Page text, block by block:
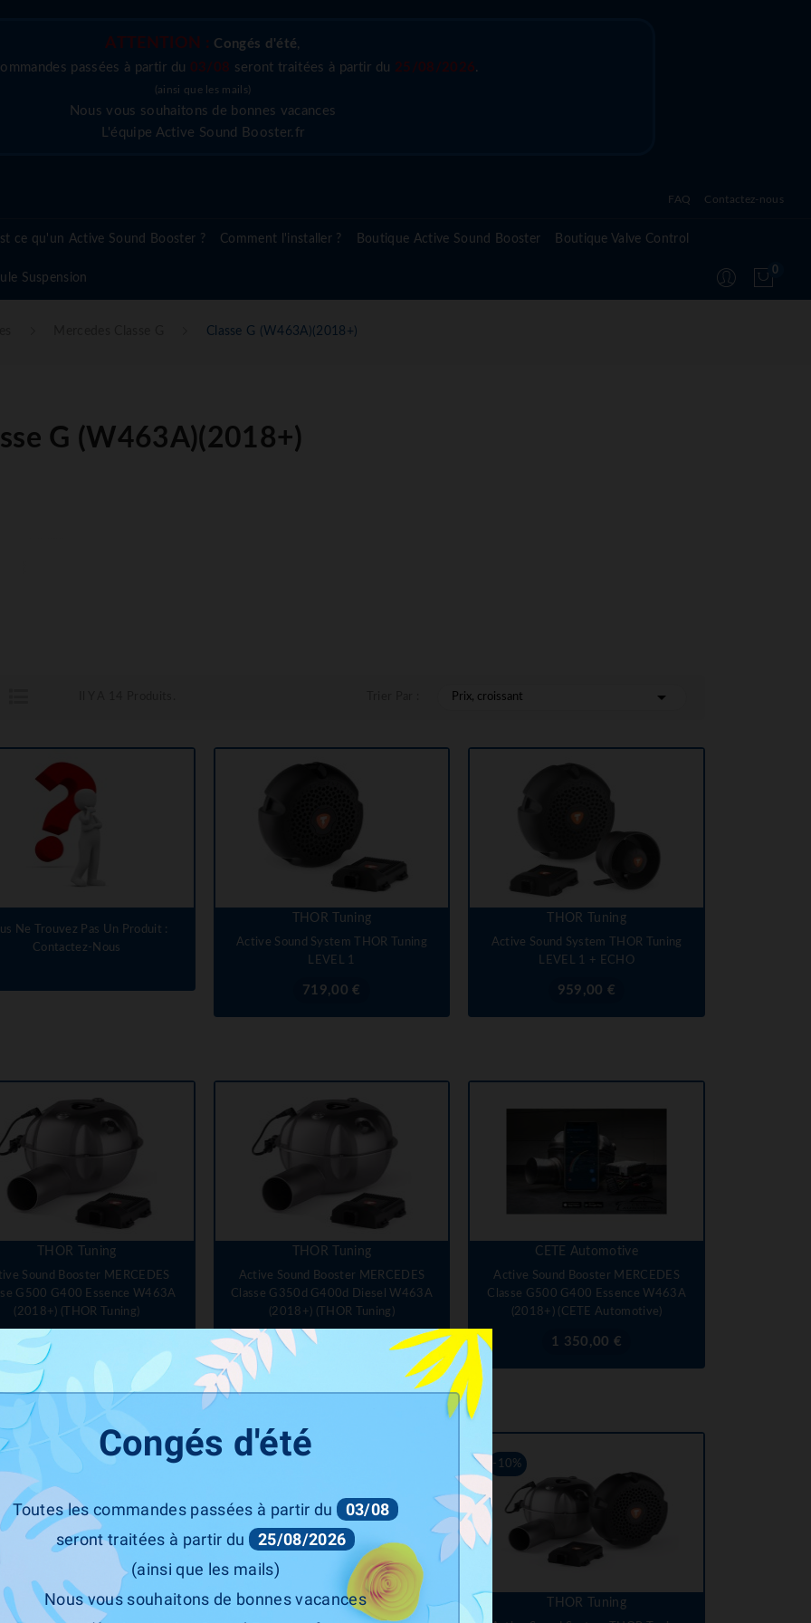
ATTENTION : Congés d'été,
passées à partir du 03/08 seront traitées à partir du 25/08/2026.
(ainsi que les mails)
Nous vous souhaitons de bonnes vacances
L'équipe Active Sound Booster.fr
FAQ
Questions fréquentes sur l'active valve control
Contactez-nous
ce qu'un Active Sound Booster ? Comment l'installer ? Boutique Active Sound Booster Boutique Valve Control
Suspension
0
Classe G (W463A)(2018+)
G (W463A)(2018+)
Prix, croissant 
Ne Trouvez Pas Un Produit :
Contactez-Nous
THOR Tuning
Active Sound System THOR Tuning
LEVEL 1
Prix
719,00 €
THOR Tuning
Active Sound System THOR Tuning
LEVEL 1 + ECHO
Prix
959,00 €
THOR Tuning
Sound Booster MERCEDES
G500 G400 Essence W463A
(2018+) (THOR Tuning)
Prix1 199,00 €
THOR Tuning
Active Sound Booster MERCEDES
Classe G350d G400d Diesel W463A
(2018+) (THOR Tuning)
Prix1 199,00 €
CETE Automotive
Active Sound Booster MERCEDES
Classe G500 G400 Essence W463A
(2018+) (CETE Automotive)
Prix1 350,00 €
CETE Automotive THOR Tuning
-10%
THOR Tuning
Congés d'été
Toutes les commandes passées à partir du
03/08
seront traitées à partir du
25/08/2026
(ainsi que les mails)
Nous vous souhaitons de bonnes vacances